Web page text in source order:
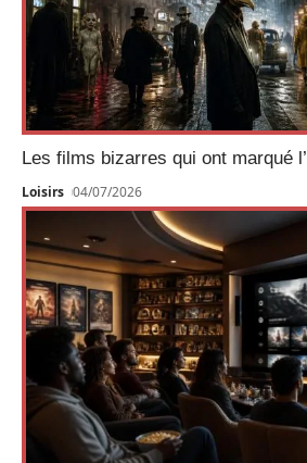
Les films bizarres qui ont marqué
Loisirs 04/07/2026